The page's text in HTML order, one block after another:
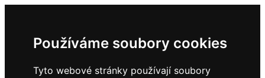
Používáme soubory cookies
Tyto webové stránky používají soubory